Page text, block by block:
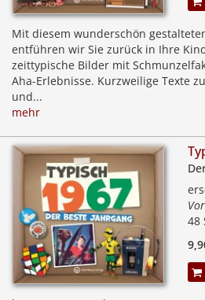
Mit diesem wunderschön
entführen wir Sie zurück in Ihre
zeittypische Bilder mit
Aha-Erlebnisse. Kurzweilige Texte
und...
mehr
48